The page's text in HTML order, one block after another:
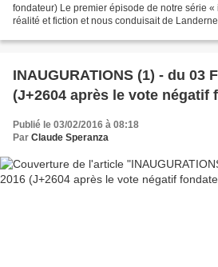
fondateur) Le premier épisode de notre série
réalité et fiction et nous conduisait de
INAUGURATIONS (1) - du 03
(J+2604 après le vote négatif
Publié le 03/02/2016 à 08:18
Par Claude Speranza